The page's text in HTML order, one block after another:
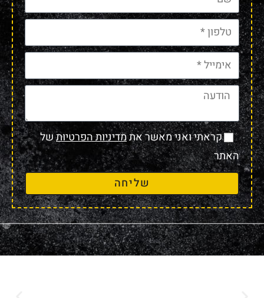
קראתי ואני מאשר אתמדיניות הפרטיותשל
האתר
שליחה